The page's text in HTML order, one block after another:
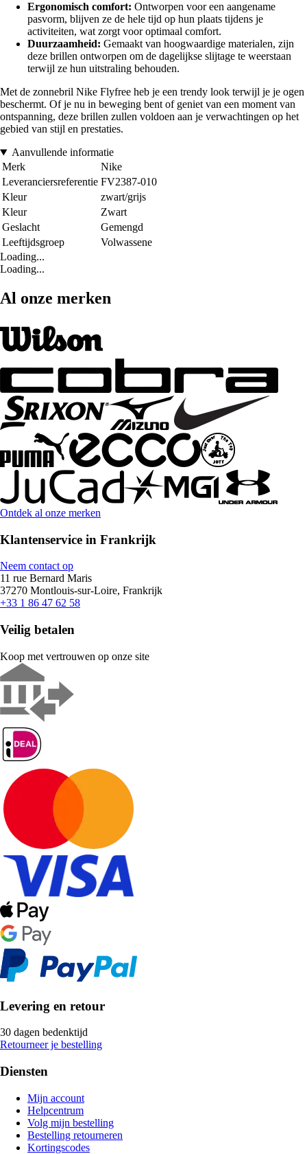
Ergonomisch comfort: Ontworpen voor een aangename
pasvorm, blijven ze de hele tijd op hun plaats tijdens je
activiteiten, wat zorgt voor optimaal comfort.
Duurzaamheid: Gemaakt van hoogwaardige materialen, zijn
deze brillen ontworpen om de dagelijkse slijtage te weerstaan
terwijl ze hun uitstraling behouden.
Met de zonnebril Nike Flyfree heb je een trendy look terwijl je je ogen
beschermt. Of je nu in beweging bent of geniet van een moment van
ontspanning, deze brillen zullen voldoen aan je verwachtingen op het
gebied van stijl en prestaties.
Aanvullende informatie
Merk
Nike
Leveranciersreferentie FV2387-010
Kleur
zwart/grijs
Kleur
Zwart
Geslacht
Gemengd
Leeftijdsgroep
Volwassene
Loading...
Loading...
Al onze merken
Ontdek al onze merken
Klantenservice in Frankrijk
Neem contact op
11 rue Bernard Maris
37270 Montlouis-sur-Loire, Frankrijk
+33 1 86 47 62 58
Veilig betalen
Koop met vertrouwen op onze site
Levering en retour
30 dagen bedenktijd
Retourneer je bestelling
Diensten
Mijn account
Helpcentrum
Volg mijn bestelling
Bestelling retourneren
Kortingscodes